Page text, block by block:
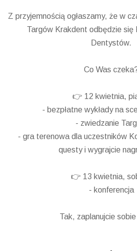
Z przyjemnością ogłaszamy, że w
Targów Krakdent odbędzie się
Dentystów.
Co Was
👉 12 kwietnia,
- bezpłatne wykłady na
- zwiedzanie
- gra terenowa dla uczestników
questy i wygrajcie
👉 13 kwietnia,
- konferencja
Tak, zaplanujcie